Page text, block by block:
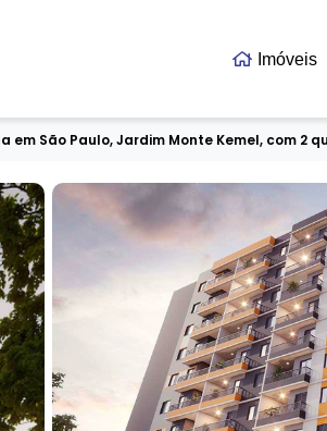
Imóveis
São Paulo, Jardim Monte Kemel, com 2